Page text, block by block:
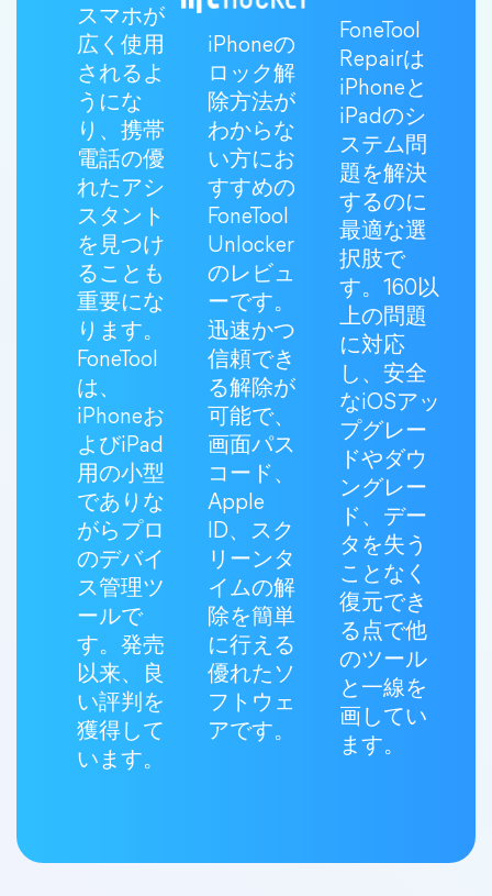
スマホが
広く使用
されるよ
うにな
り、携帯
電話の優
れたアシ
スタント
を見つけ
ることも
重要にな
ります。
FoneTool
は、
iPhoneお
よびiPad
用の小型
でありな
がらプロ
のデバイ
ス管理ツ
ールで
す。発売
以来、良
い評判を
獲得して
います。
iPhoneの
ロック解
除方法が
わからな
い方にお
すすめの
FoneTool
Unlocker
のレビュ
ーです。
迅速かつ
信頼でき
る解除が
可能で、
画面パス
コード、
Apple
ID、スク
リーンタ
イムの解
除を簡単
に行える
優れたソ
フトウェ
アです。
FoneTool
Repairは
iPhoneと
iPadのシ
ステム問
題を解決
するのに
最適な選
択肢で
す。160以
上の問題
に対応
し、安全
なiOSアッ
プグレー
ドやダウ
ングレー
ド、デー
タを失う
ことなく
復元でき
る点で他
のツール
と一線を
画してい
ます。